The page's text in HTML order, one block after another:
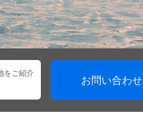
をご紹介 お問い合わせ